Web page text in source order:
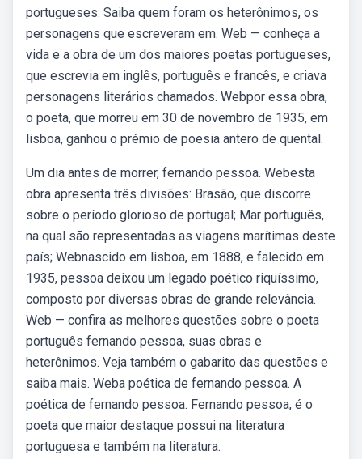
portugueses. Saiba quem foram os heterônimos, os
personagens que escreveram em. Web — conheça a
vida e a obra de um dos maiores poetas portugueses,
que escrevia em inglês, português e francês, e criava
personagens literários chamados. Webpor essa obra,
o poeta, que morreu em 30 de novembro de 1935, em
lisboa, ganhou o prémio de poesia antero de quental.
Um dia antes de morrer, fernando pessoa. Webesta
obra apresenta três divisões: Brasão, que discorre
sobre o período glorioso de portugal; Mar português,
na qual são representadas as viagens marítimas deste
país; Webnascido em lisboa, em 1888, e falecido em
1935, pessoa deixou um legado poético riquíssimo,
composto por diversas obras de grande relevância.
Web — confira as melhores questões sobre o poeta
português fernando pessoa, suas obras e
heterônimos. Veja também o gabarito das questões e
saiba mais. Weba poética de fernando pessoa. A
poética de fernando pessoa. Fernando pessoa, é o
poeta que maior destaque possui na literatura
portuguesa e também na literatura.